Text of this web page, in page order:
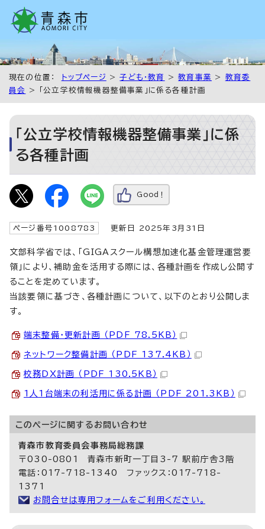
現在の位置： トップページ >子ども・教育 >教育事業 > 教育委
員会
> 「公立学校情報機器整備事業」に係る各種計画
「公立学校情報機器整備事業」に係
る各種計画
Good！
ページ番号1008783 更新日 2025年3月31日
文部科学省では、「GIGAスクール構想加速化基金管理運営要
領」により、補助金を活用する際には、各種計画を作成し公開す
ることを定めています。
当該要領に基づき、各種計画について、以下のとおり公開しま
す。
端末整備・更新計画 （PDF 78.5KB）
ネットワーク整備計画 （PDF 137.4KB）
校務DX計画 （PDF 130.5KB）
1人1台端末の利活用に係る計画 （PDF 201.3KB）
このページに関する お問い合わせ
青森市教育委員会事務局総務課
〒030-0801 青森市新町一丁目3-7 駅前庁舎3階
電話：017-718-1340 ファックス：017-718-
1371
お問合せは専用フォームをご利用ください。